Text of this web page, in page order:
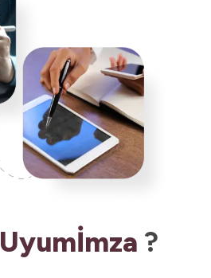
Uyumİmza ?